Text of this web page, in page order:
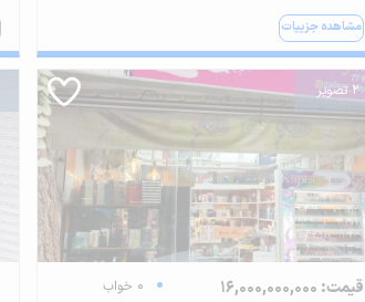
مشاهده جزییات
2 تصویر
قیمت: 16,000,000,000
0 خواب